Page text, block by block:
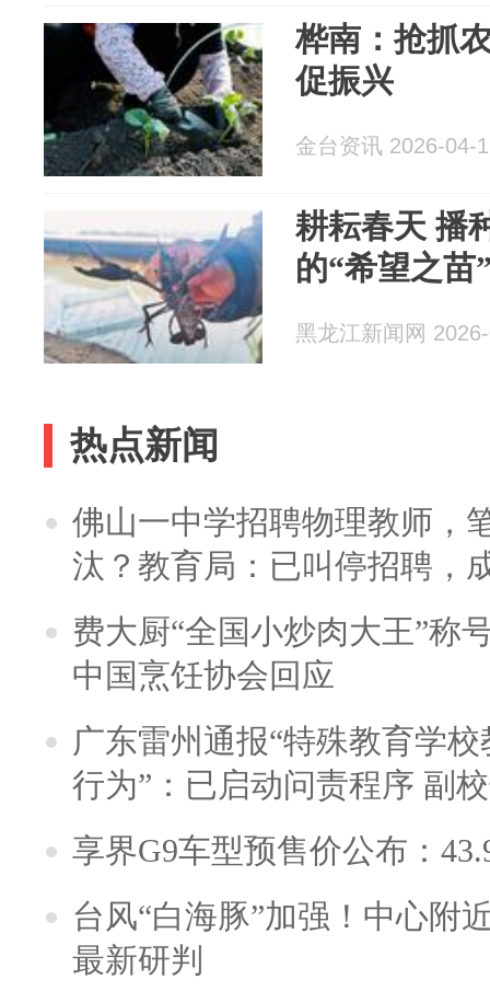
桦南：抢抓
促振兴
金台资讯 2026-04-
耕耘春天 播
的“希望之苗
黑龙江新闻网
热点新闻
佛山一中学招聘物理教师，
汰？教育局：已叫停招聘，
费大厨“全国小炒肉大王”称
中国烹饪协会回应
广东雷州通报“特殊教育学
行为”：已启动问责程序 副
享界G9车型预售价公布：
台风“白海豚”加强！中心附
最新研判